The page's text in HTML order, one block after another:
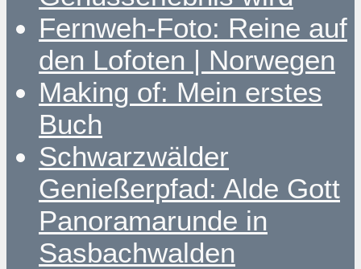
Fernweh-Foto: Reine auf
den Lofoten | Norwegen
Making of: Mein erstes
Buch
Schwarzwälder
Genießerpfad: Alde Gott
Panoramarunde in
Sasbachwalden